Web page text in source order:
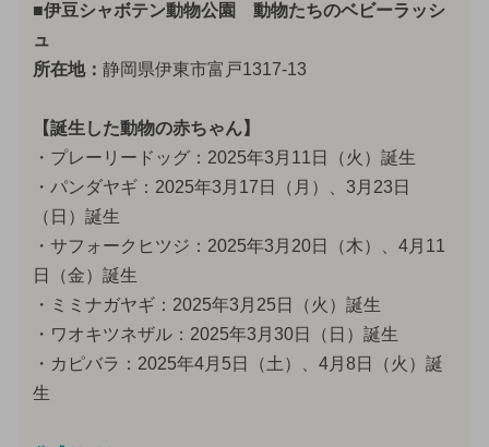
■伊豆シャボテン動物公園 動物たちのベビーラッシ
ュ
所在地： 静岡県伊東市富戸1317-13
【誕生した動物の赤ちゃん】
・プレーリードッグ：2025年3月11日（火）誕生
・パンダヤギ：2025年3月17日（月）、3月23日
（日）誕生
・サフォークヒツジ：2025年3月20日（木）、4月11
日（金）誕生
・ミミナガヤギ：2025年3月25日（火）誕生
・ワオキツネザル：2025年3月30日（日）誕生
・カピバラ：2025年4月5日（土）、4月8日（火）誕
生